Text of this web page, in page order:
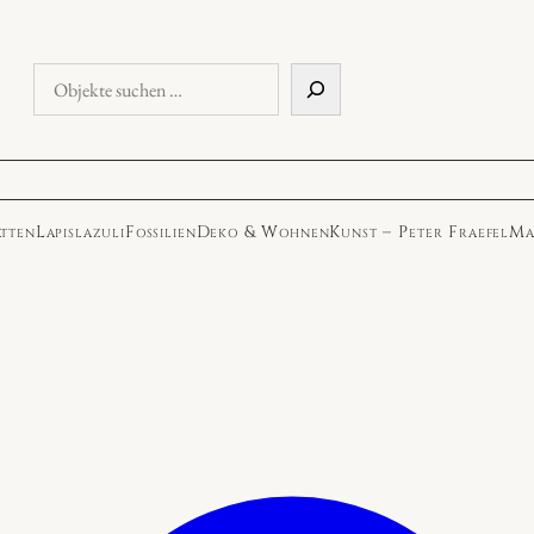
Objekte
suchen
LapislazuliFossilienDeko & WohnenKunst – Peter Fraefel